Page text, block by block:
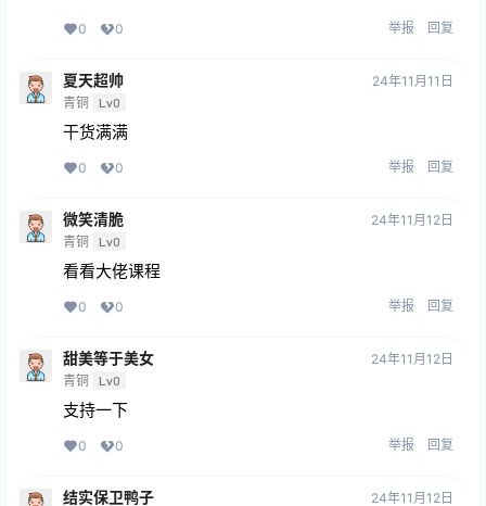
0 0 举报 回复
夏天超帅
青铜 Lv0
24年11月11日
干货满满
0 0 举报 回复
微笑清脆
青铜 Lv0
24年11月12日
看看大佬课程
0 0 举报 回复
甜美等于美女
青铜 Lv0
24年11月12日
支持一下
0 0 举报 回复
结实保卫鸭子 24年11月12日